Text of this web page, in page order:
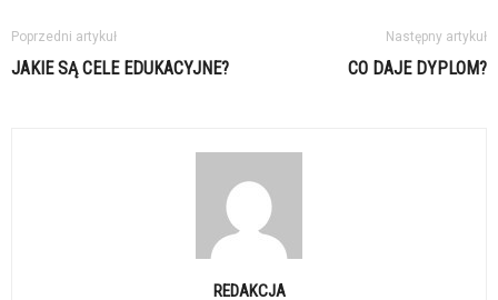
Poprzedni artykuł
JAKIE SĄ CELE EDUKACYJNE?
Następny artykuł
CO DAJE DYPLOM?
REDAKCJA